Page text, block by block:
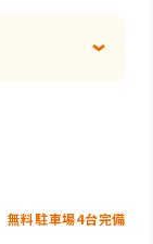
無料駐車場4台完備